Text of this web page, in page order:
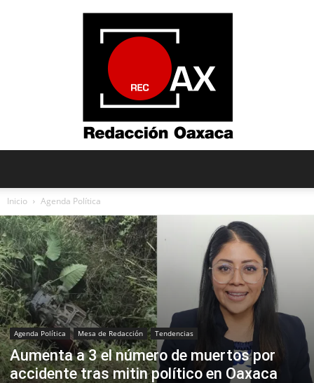
Oaxaca
Inicio Agenda Política
Agenda Política Mesa de Redacción Tendencias
Aumenta a 3 el número de muertos por
accidente tras mitin político en Oaxaca